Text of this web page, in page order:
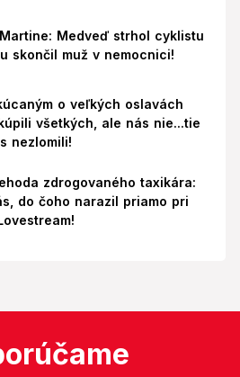
Martine: Medveď strhol cyklistu
skončil muž v nemocnici!
o veľkých oslavách
všetkých, ale nás nie...tie
nezlomili!
zdrogovaného taxikára:
do čoho narazil priamo pri